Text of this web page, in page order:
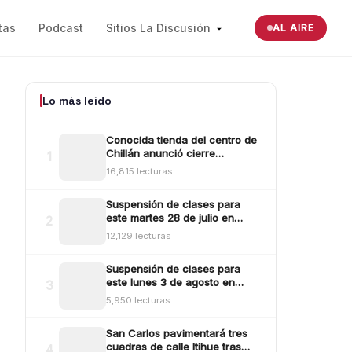
Podcast Sitios La Discusión AL AIRE
Lo más leído
Conocida tienda del centro de
Chillán anunció cierre
definitivo tras millonario robo
ocurrido la madrugada del
16,815 lecturas
Suspensión de clases para
este martes 28 de julio en
Ñuble: revisa aquí las comunas
y sectores
12,129 lecturas
Suspensión de clases para
este lunes 3 de agosto en
Ñuble: revisa las comunas
5,950 lecturas
San Carlos pavimentará tres
cuadras de calle Itihue tras